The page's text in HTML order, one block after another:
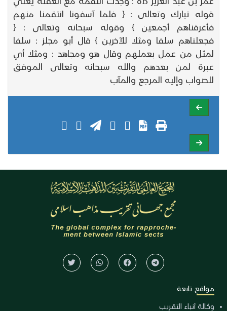
قوله تبارك وتعالى : { فلما آسفونا انتقمنا منهم
فأغرقناهم أجمعين } وقوله سبحانه وتعالى : {
فجعلناهم سلفا ومثلا للآخرين } قال أبو مجلز : سلفا
لمثل من عمل بعملهم وقال هو ومجاهد : ومثلا أي
عبرة لمن بعدهم والله سبحانه وتعالى الموفق
للصواب وإليه المرجع والمآب
مواقع تابعة
وكالة أنباء التقريب